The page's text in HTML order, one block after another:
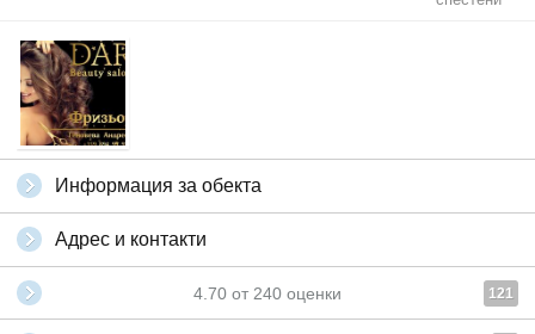
Информация за обекта
Адрес и контакти
4.70 от 240 оценки 121